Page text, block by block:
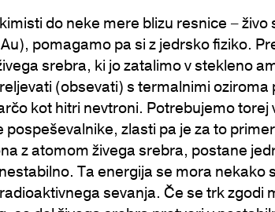
do neke mere blizu resnice –
pomagamo pa si z jedrsko fiziko.
srebra, ki jo zatalimo v stekleno
(obsevati) s termalnimi oziroma
kot hitri nevtroni. Potrebujemo torej
pospeševalnike, zlasti pa je za to
z atomom živega srebra, postane
Ta energija se mora nekako
sevanja. Če se trk zgodi